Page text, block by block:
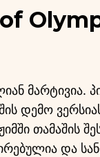
მარტივია.
დემო
თამაშის
და